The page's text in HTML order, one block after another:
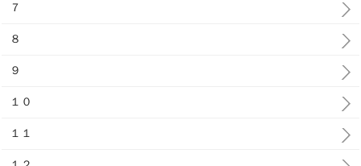
７
８
９
１０
１１